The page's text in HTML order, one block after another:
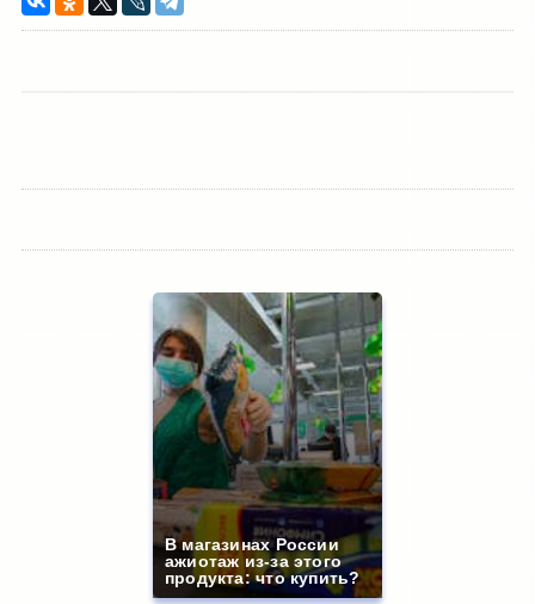
В магазинах России
ажиотаж из-за этого
продукта: что купить?